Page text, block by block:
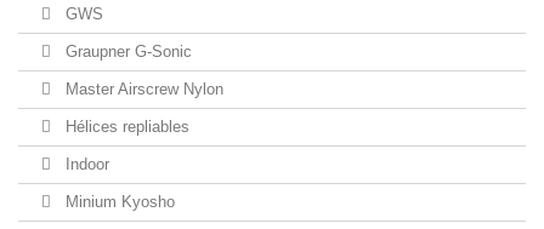
GWS
Graupner G-Sonic
Master Airscrew Nylon
Hélices repliables
Indoor
Minium Kyosho